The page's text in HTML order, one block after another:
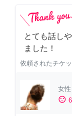
とても話し
ました！
依頼されたチケッ
女性
sentiment_satisfied 6